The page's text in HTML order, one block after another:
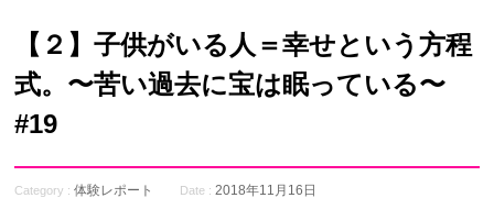
【２】子供がいる人＝幸せという方程
式。〜苦い過去に宝は眠っている〜
#19
Category :体験レポート Date : 2018年11月16日